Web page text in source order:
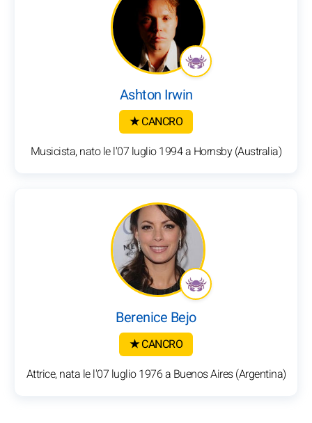
Ashton Irwin
★ CANCRO
Musicista, nato le l'07 luglio 1994 a Hornsby (Australia)
Berenice Bejo
★ CANCRO
Attrice, nata le l'07 luglio 1976 a Buenos Aires (Argentina)